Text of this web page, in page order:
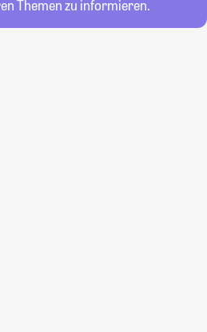
Themen zu informieren.